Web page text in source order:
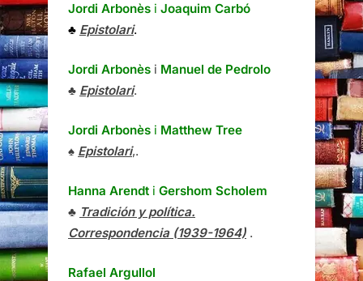
Jordi Arbonès i Joaquim Carbó
♣ Epistolari.
Jordi Arbonès i Manuel de Pedrolo
♣ Epistolari.
Jordi Arbonès i Matthew Tree
♠ Epistolari,.
Hanna Arendt i Gershom Scholem
♣ Tradición y política.
Correspondencia (1939-1964) .
Rafael Argullol